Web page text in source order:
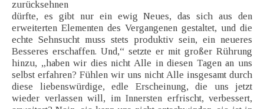
zurücksehnen
dürfte, es gibt nur ein ewig Neues, das sich aus den
erweiterten Elementen des Vergangenen gestaltet, und die
echte Sehnsucht muss stets produktiv sein, ein neueres
Besseres erschaffen. Und,“ setzte er mit großer Rührung
hinzu, „haben wir dies nicht Alle in diesen Tagen an uns
selbst erfahren? Fühlen wir uns nicht Alle insgesamt durch
diese liebenswürdige, edle Erscheinung, die uns jetzt
wieder verlassen will, im Innersten erfrischt, verbessert,